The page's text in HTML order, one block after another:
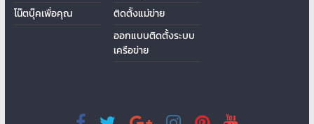
โน๊ตบุ๊คเพื่อคุณ
ติดต้ังแม่ข่าย
ออกแบบติดตั้งระบบ
เครือข่าย